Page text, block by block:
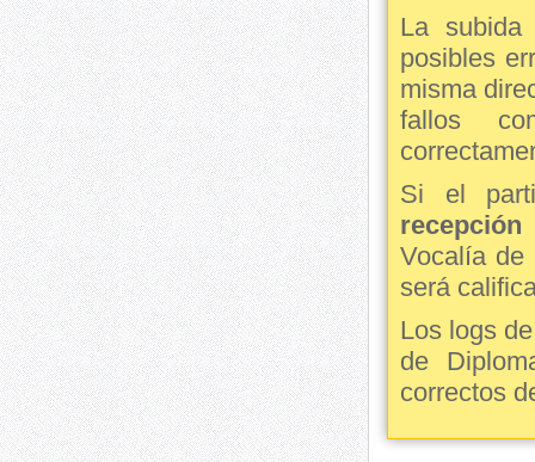
La
posibles
misma
fallos
Si el
Vocalía de
será
Los logs
de
correctos